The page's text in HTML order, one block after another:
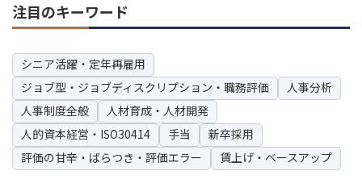
注目のキーワード
シニア活躍・定年再雇用
ジョブ型・ジョブディスクリプション・職務評価
人事分析
人事制度全般
人材育成・人材開発
人的資本経営・ISO30414
手当
新卒採用
評価の甘辛・ばらつき・評価エラー
賃上げ・ベースアップ